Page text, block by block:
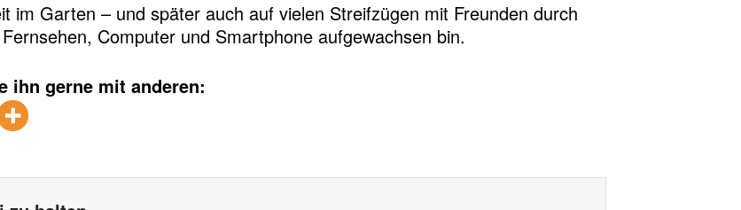
im Garten – und später auch auf vielen Streifzügen mit Freunden durch
Computer und Smartphone aufgewachsen bin.
ihn gerne mit anderen: